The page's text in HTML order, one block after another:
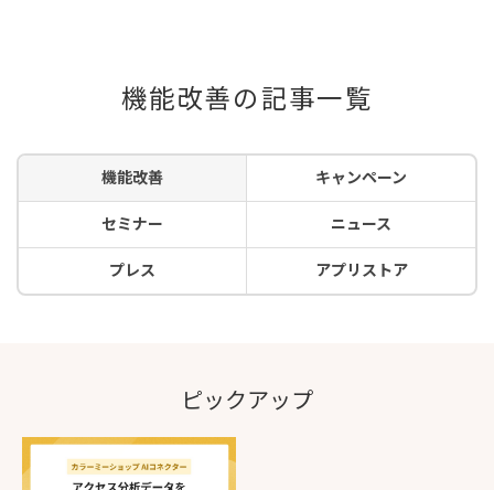
機能改善の記事一覧
機能改善 キャンペーン
セミナー ニュース
プレス アプリストア
ピックアップ